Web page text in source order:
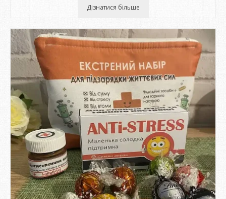
від
450 ₴
Дізнатися більше